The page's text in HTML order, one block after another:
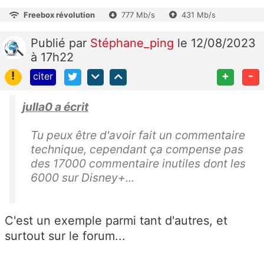
Freebox révolution 777 Mb/s 431 Mb/s
Publié par Stéphane_ping le 12/08/2023
à 17h22
!
citer + -
julla0 a écrit
Tu peux être d'avoir fait un commentaire
technique, cependant ça compense pas
des 17000 commentaire inutiles dont les
6000 sur Disney+...
C'est un exemple parmi tant d'autres, et
surtout sur le forum...